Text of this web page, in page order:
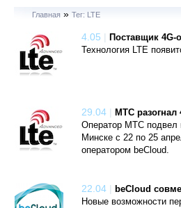
Главная » Тег: LTE
4.05 | Поставщик 4G-
Технология LTE
29.04 | МТС разогнал
Оператор МТС подвел
Минске с 22 по 25
оператором beСloud.
22.04 | beСloud
Новые возможности